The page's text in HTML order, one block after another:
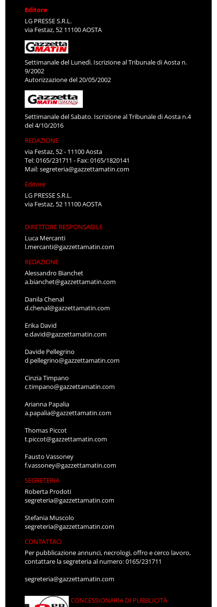
Editore
LG PRESSE S.R.L.
via Festaz, 52 11100 AOSTA
Settimanale del Lunedì. Iscrizione al Tribunale di Aosta n.
9/2002
Autorizzazione del 20/05/2002
Settimanale del Sabato. Iscrizione al Tribunale di Aosta n.4
del 4/10/2016
REDAZIONE
via Festaz, 52 - 11100 Aosta
Tel: 0165/231711 - Fax: 0165/1820141
Mail:segreteria@gazzettamatin.com
Editore
LG PRESSE S.R.L.
via Festaz, 52 11100 AOSTA
DIRETTORE RESPONSABILE
Luca Mercanti
l.mercanti@gazzettamatin.com
REDAZIONE
Alessandro Bianchet
a.bianchet@gazzettamatin.com
Danila Chenal
d.chenal@gazzettamatin.com
Erika David
e.david@gazzettamatin.com
Davide Pellegrino
d.pellegrino@gazzettamatin.com
Cinzia Timpano
c.timpano@gazzettamatin.com
Arianna Papalia
a.papalia@gazzettamatin.com
Thomas Piccot
t.piccot@gazzettamatin.com
Fausto Vassoney
f.vassoney@gazzettamatin.com
SEGRETERIA
Roberta Prodoti
segreteria@gazzettamatin.com
Stefania Muscolo
segreteria@gazzettamatin.com
CONTATTACI
Per pubblicazione annunci, necrologi, offro e cerco lavoro,
contattare la segreteria al numero: 0165/231711
segreteria@gazzettamatin.com
CONCESSIONARIA DI PUBBLICITÀ